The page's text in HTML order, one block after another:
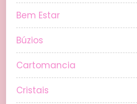
Bem Estar
Búzios
Cartomancia
Cristais